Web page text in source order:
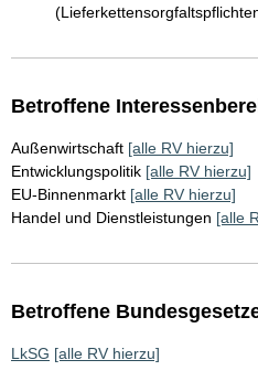
Betroffene
Außenwirtschaft [alle RV hierzu]
Entwicklungspolitik [alle RV hierzu]
EU-Binnenmarkt [alle RV hierzu]
Handel und Dienstleistungen [alle
Betroffene
LkSG [alle RV hierzu]